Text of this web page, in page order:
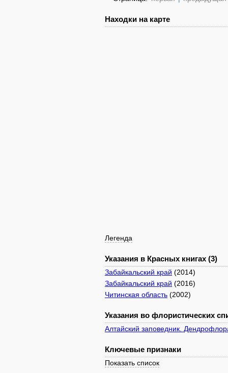
Находки на карте
Легенда
Указания в Красных книгах (3)
Забайкальский край (2014)
Забайкальский край (2016)
Читинская область (2002)
Указания во флористических
Алтайский заповедник.
Ключевые признаки
Показать список